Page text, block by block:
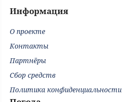
Информация
О проекте
Контакты
Партнёры
Сбор средств
Политика конфиденциальности